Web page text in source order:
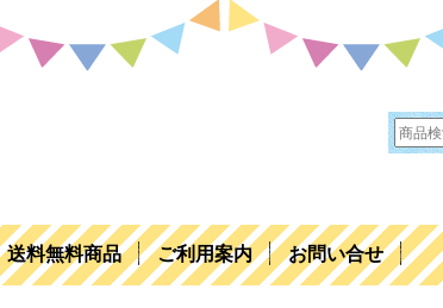
送料無料商品 ご利用案内 お問い合せ